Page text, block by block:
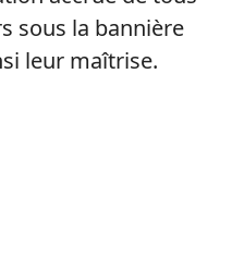
sous la bannière
leur maîtrise.